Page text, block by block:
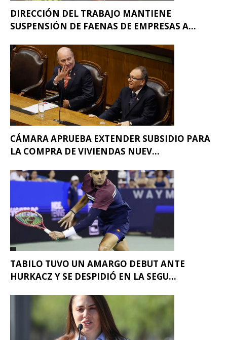
DIRECCIÓN DEL TRABAJO MANTIENE
SUSPENSIÓN DE FAENAS DE EMPRESAS A...
CÁMARA APRUEBA EXTENDER SUBSIDIO PARA
LA COMPRA DE VIVIENDAS NUEV...
TABILO TUVO UN AMARGO DEBUT ANTE
HURKACZ Y SE DESPIDIÓ EN LA SEGU...